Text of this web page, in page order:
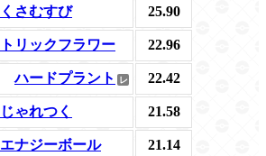
くさむすび 25.90
トリックフラワー 22.96
ハードプラント 22.42
じゃれつく 21.58
エナジーボール 21.14